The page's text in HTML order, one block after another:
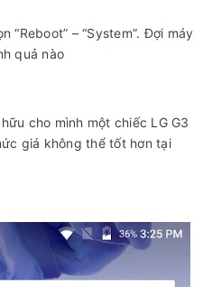
“Reboot” – “System”. Đợi máy
quả nào
cho mình một chiếc LG G3
giá không thể tốt hơn tại